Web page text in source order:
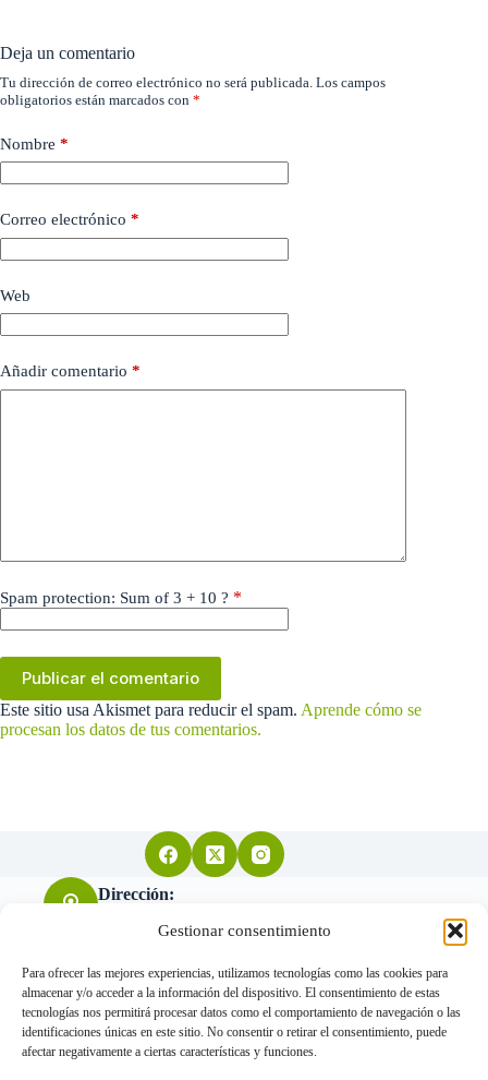
Gestionar consentimiento
Para ofrecer las mejores experiencias, utilizamos tecnologías como las cookies para
almacenar y/o acceder a la información del dispositivo. El consentimiento de estas
tecnologías nos permitirá procesar datos como el comportamiento de navegación o las
identificaciones únicas en este sitio. No consentir o retirar el consentimiento, puede
afectar negativamente a ciertas características y funciones.
Deja un comentario
Tu dirección de correo electrónico no será publicada. Los campos
obligatorios están marcados con *
Nombre *
Correo electrónico *
Web
Añadir comentario *
Spam protection: Sum of 3 + 10 ? *
Publicar el comentario
Este sitio usa Akismet para reducir el spam. Aprende cómo se
procesan los datos de tus comentarios.
Dirección:
Teléfono:
655 034 455